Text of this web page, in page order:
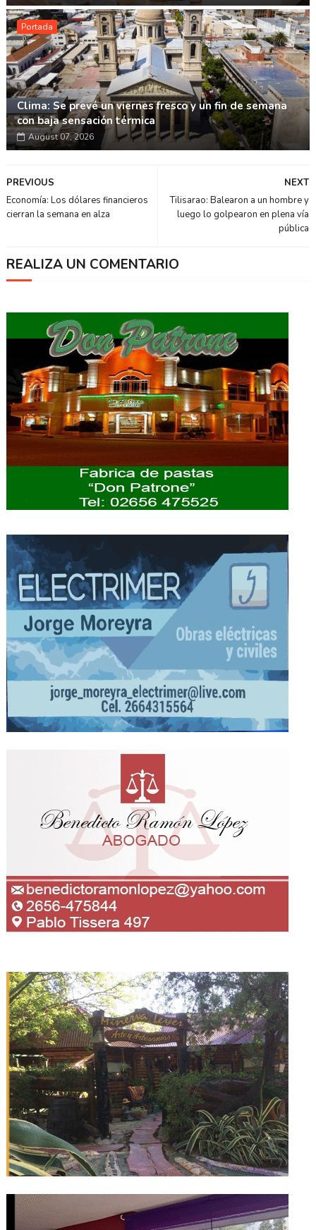
Portada
Clima: Se prevé un viernes fresco y un fin de semana
con baja sensación térmica
August 07, 2026
NEXT
Tilisarao: Balearon a un hombre y
luego lo golpearon en plena vía
pública
PREVIOUS
Economía: Los dólares financieros
cierran la semana en alza
REALIZA UN COMENTARIO